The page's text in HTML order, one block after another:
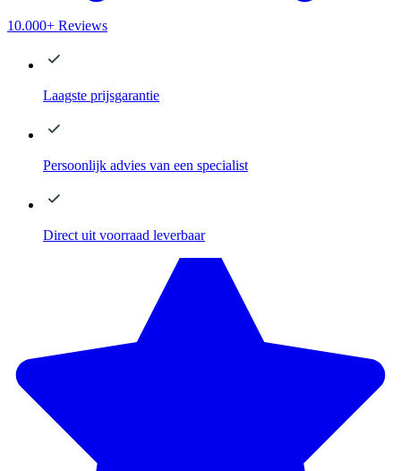
10.000+ Reviews
Laagste prijsgarantie
Persoonlijk advies van een specialist
Direct uit voorraad leverbaar